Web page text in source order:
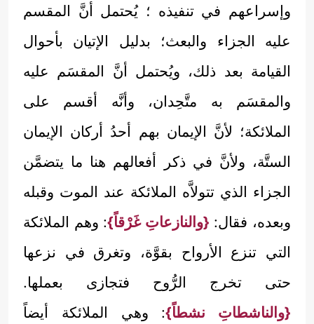
وإسراعهم في تنفيذه ؛ يُحتمل أنَّ المقسم
عليه الجزاء والبعث؛ بدليل الإتيان بأحوال
القيامة بعد ذلك، ويُحتمل أنَّ المقسَم عليه
والمقسَم به متَّحِدان، وأنَّه أقسم على
الملائكة؛ لأنَّ الإيمان بهم أحدُ أركان الإيمان
الستَّة، ولأنَّ في ذكر أفعالهم هنا ما يتضمَّن
الجزاء الذي تتولاَّه الملائكة عند الموت وقبله
وبعده، فقال: {والنازعاتِ غَرْقاً}: وهم الملائكة
التي تنزع الأرواح بقوَّة، وتغرق في نزعها
حتى تخرج الرُّوح فتجازى بعملها.
{والناشطاتِ نشطاً}: وهي الملائكة أيضاً